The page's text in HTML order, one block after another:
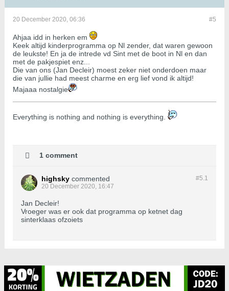
#5
20 December 2020, 06:36
Ahjaa idd in herken em
Keek altijd kinderprogramma op Nl zender, dat waren gewoon
de leukste! En ja de intrede vd Sint met de boot in Nl en dan
met de pakjespiet enz...
Die van ons (Jan Decleir) moest zeker niet onderdoen maar
die van jullie had meest charme en erg lief vond ik altijd!
Majaaa nostalgie
​​​​​​Everything is nothing and nothing is everything.
1 comment
#5. 1
highsky commented
20 December 2020, 16:47
Jan Decleir!
Vroeger was er ook dat programma op ketnet dag
sinterklaas ofzoiets